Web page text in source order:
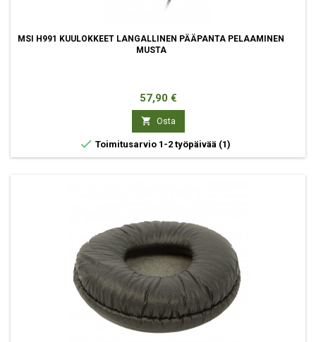
MSI H991 KUULOKKEET LANGALLINEN PÄÄPANTA PELAAMINEN
MUSTA
Hinta
57,90 €
 Osta
 Toimitusarvio 1-2 työpäivää (1)